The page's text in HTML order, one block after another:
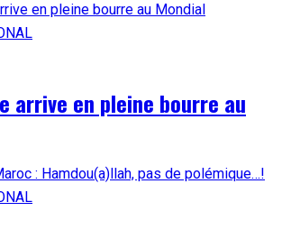
arrive en pleine bourre au